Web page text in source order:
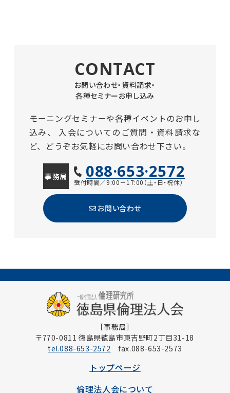
CONTACT
お問い合わせ・資料請求・
各種セミナーお申し込み
モーニングセミナーや各種イベントのお申し
込み、
入会についてのご質問・資料請求な
ど、どうぞお気軽にお問い合わせ下さい。
事務局 088·653·2572
受付時間／9:00－17:00（土・日・祝休）
お問い合わせ
［事務局］
〒770-0811 徳島県徳島市東吉野町2丁目31-18
tel.088-653-2572 fax.088-653-2573
トップページ
倫理法人会について